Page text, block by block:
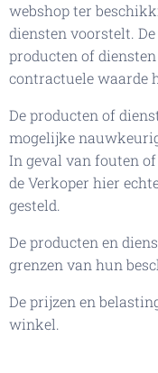
webshop ter
diensten voorstelt.
producten of
contractuele waarde
De producten of
mogelijke
In geval van fouten
de Verkoper hier
gesteld.
De producten en
grenzen van hun
De prijzen en
winkel.